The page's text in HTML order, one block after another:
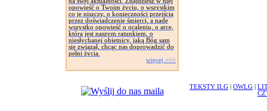
opowieść o Twoim życiu, o wszystkim
co je niszczy, o konieczności przejścia
przez doświadczenie śmierci, a nade
wszystko opowieść o ocaleniu, o arce,
która jest naszym ratunkiem, o
niesłychanej obietnicy, jaką Bóg sam
się związał, chcąc nas doprowadzić do
pełni życia.
więcej >>>
TEKSTY ILG OWLG